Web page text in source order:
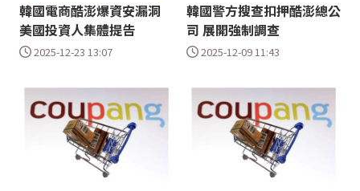
韓國電商酷澎爆資安漏洞
美國投資人集體提告
2025-12-23 13:07
韓國警方搜查扣押酷澎總公
司 展開強制調查
2025-12-09 11:43